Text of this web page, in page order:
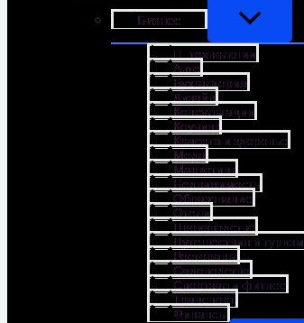
Бизнес
IT-технологии
Авто
Бухгалтерия
Дизайн
Консультации
Коучинг
Красота и здоровье
Мода
Маркетинг
Недвижимость
Образование
Отели
Производство
Путешествия и туризм
Рестораны
Садоводство
Спортзал и фитнес
Транспорт
Финансы